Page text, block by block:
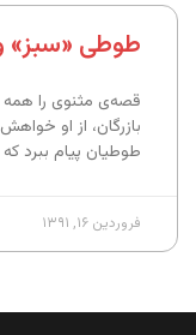
طوطی «سبز» و
قصه‌ی مثنوی را
بازرگان، از او
طوطیان پیام ببرد که
فروردین ۱۶, ۱۳۹۱